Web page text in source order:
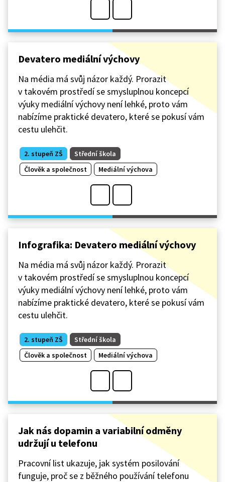
Devatero mediální výchovy
Na média má svůj názor každý. Prorazit
v takovém prostředí se smysluplnou koncepcí
výuky mediální výchovy není lehké, proto vám
nabízíme praktické devatero, které se pokusí vám
cestu ulehčit.
2. stupeň ZŠ
Střední škola
Člověk a společnost
Mediální výchova
Infografika: Devatero mediální výchovy
Na média má svůj názor každý. Prorazit
v takovém prostředí se smysluplnou koncepcí
výuky mediální výchovy není lehké, proto vám
nabízíme praktické devatero, které se pokusí vám
cestu ulehčit.
2. stupeň ZŠ
Střední škola
Člověk a společnost
Mediální výchova
Jak nás dopamin a variabilní odměny
udržují u telefonu
Pracovní list ukazuje, jak systém posilování
funguje, proč se z běžného používání telefonu